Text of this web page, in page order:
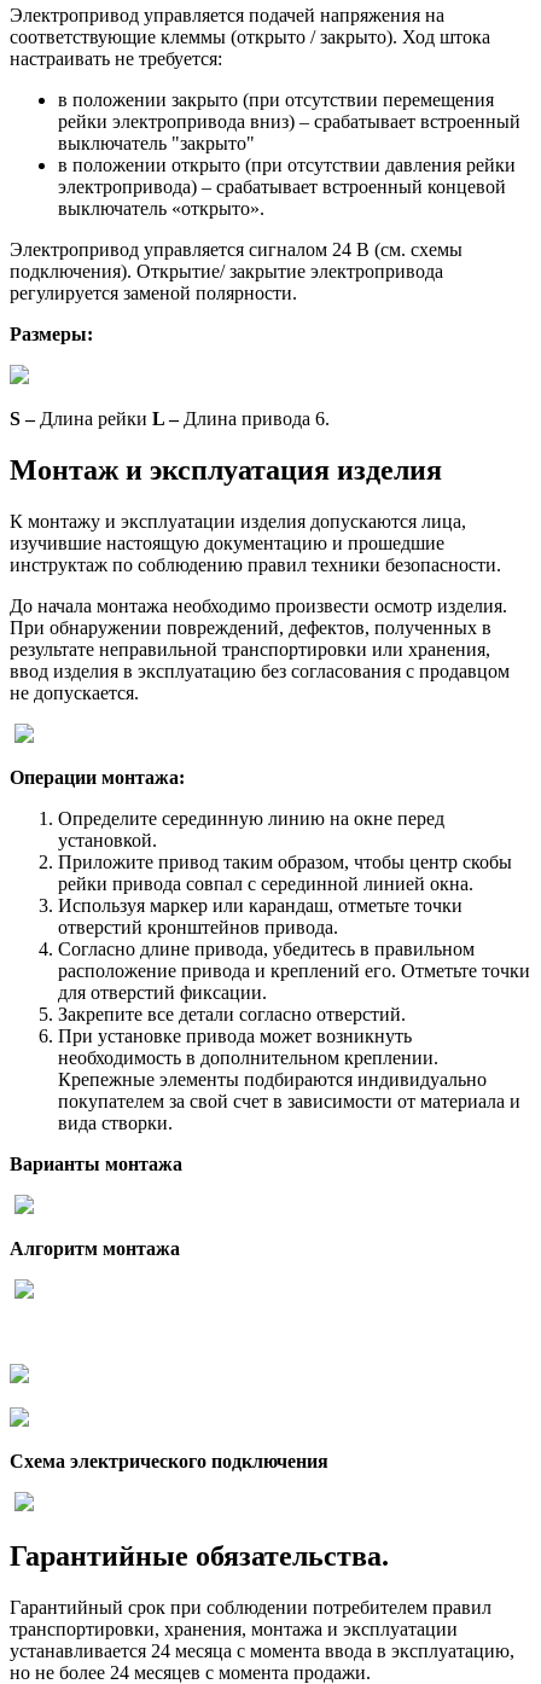
Электропривод управляется подачей напряжения на
соответствующие клеммы (открыто / закрыто). Ход штока
настраивать не требуется:
в положении закрыто (при отсутствии перемещения
рейки электропривода вниз) – срабатывает встроенный
выключатель "закрыто"
в положении открыто (при отсутствии давления рейки
электропривода) – срабатывает встроенный концевой
выключатель «открыто».
Электропривод управляется сигналом 24 В (см. схемы
подключения). Открытие/ закрытие электропривода
регулируется заменой полярности.
Размеры:
S – Длина рейки L –Длина привода 6.
Монтаж и эксплуатация изделия
К монтажу и эксплуатации изделия допускаются лица,
изучившие настоящую документацию и прошедшие
инструктаж по соблюдению правил техники безопасности.
До начала монтажа необходимо произвести осмотр изделия.
При обнаружении повреждений, дефектов, полученных в
результате неправильной транспортировки или хранения,
ввод изделия в эксплуатацию без согласования с продавцом
не допускается.
Операции монтажа:
Определите серединную линию на окне перед
установкой.
Приложите привод таким образом, чтобы центр скобы
рейки привода совпал с серединной линией окна.
Используя маркер или карандаш, отметьте точки
отверстий кронштейнов привода.
Согласно длине привода, убедитесь в правильном
расположение привода и креплений его. Отметьте точки
для отверстий фиксации.
Закрепите все детали согласно отверстий.
При установке привода может возникнуть
необходимость в дополнительном креплении.
Крепежные элементы подбираются индивидуально
покупателем за свой счет в зависимости от материала и
вида створки.
Варианты монтажа
Алгоритм монтажа
Схема электрического подключения
Гарантийные обязательства.
Гарантийный срок при соблюдении потребителем правил
транспортировки, хранения, монтажа и эксплуатации
устанавливается 24 месяца с момента ввода в эксплуатацию,
но не более 24 месяцев с момента продажи.